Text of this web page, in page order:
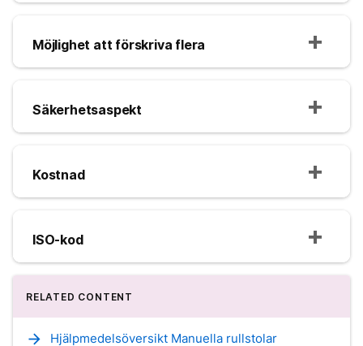
Möjlighet att förskriva flera
Säkerhetsaspekt
Kostnad
ISO-kod
RELATED CONTENT
arrow_forward Hjälpmedelsöversikt Manuella rullstolar